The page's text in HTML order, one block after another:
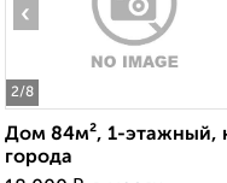
2/8
‹
Дом 84м², 1-этажный,
города